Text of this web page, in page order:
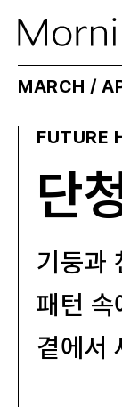
MARCH /
FUTURE
단
기둥과
패턴 속
곁에서